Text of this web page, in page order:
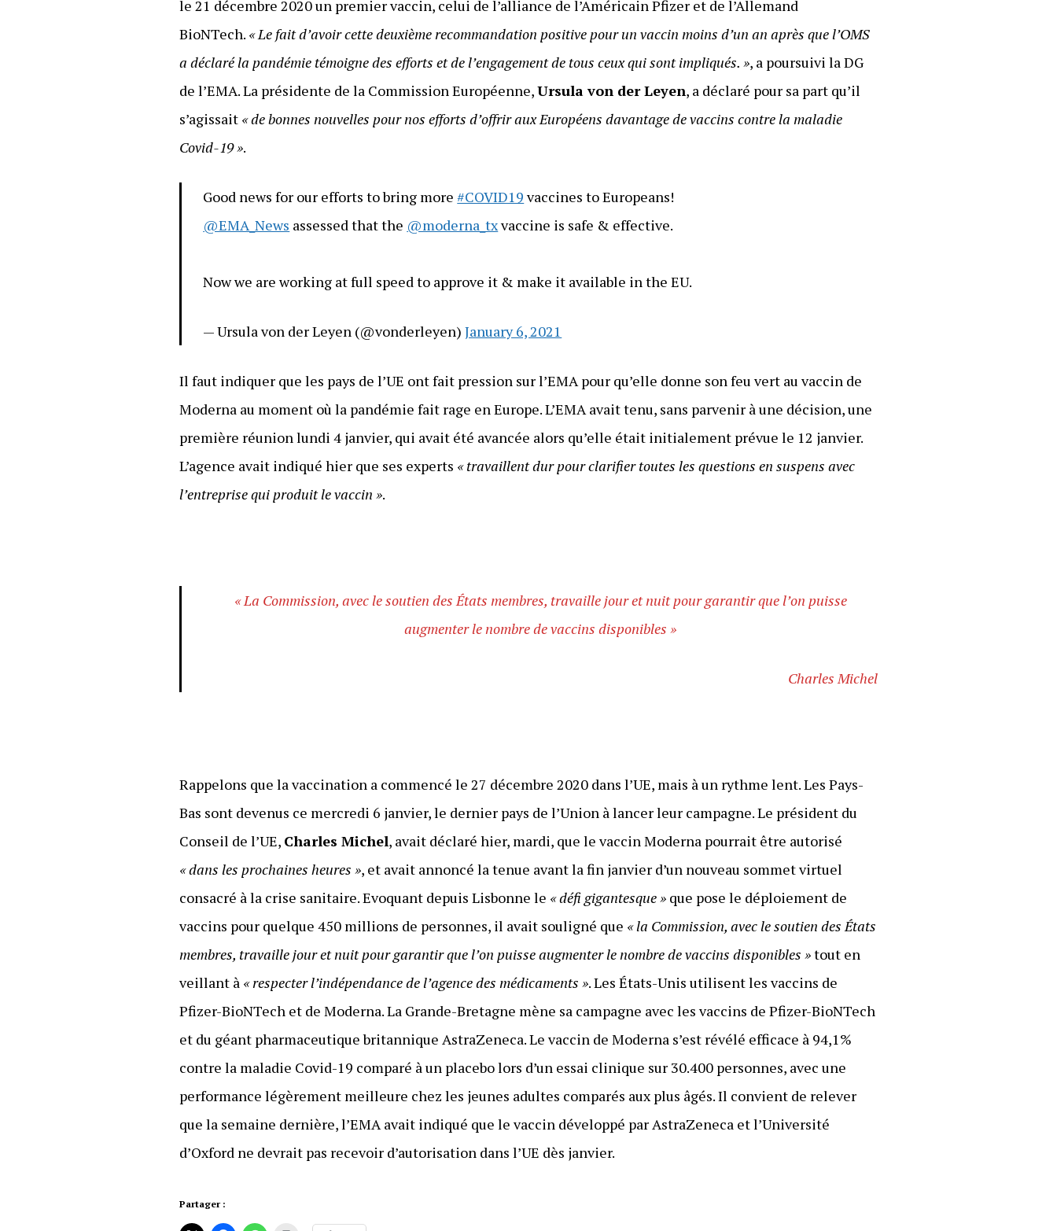
le 21 décembre 2020 un premier vaccin, celui de l’alliance de l’Américain Pfizer et de l’Allemand
BioNTech. « Le fait d’avoir cette deuxième recommandation positive pour un vaccin moins d’un an après que l’OMS
a déclaré la pandémie témoigne des efforts et de l’engagement de tous ceux qui sont impliqués. », a poursuivi la DG
de l’EMA. La présidente de la Commission Européenne,Ursula von der Leyen, a déclaré pour sa part qu’il
s’agissait « de bonnes nouvelles pour nos efforts d’offrir aux Européens davantage de vaccins contre la maladie
Covid-19 ».
Good news for our efforts to bring more#COVID19 vaccines to Europeans!
@EMA_News assessed that the @moderna_txvaccine is safe & effective.
Now we are working at full speed to approve it & make it available in the EU.
— Ursula von der Leyen (@vonderleyen)January 6, 2021
Il faut indiquer que les pays de l’UE ont fait pression sur l’EMA pour qu’elle donne son feu vert au vaccin de
Moderna au moment où la pandémie fait rage en Europe. L’EMA avait tenu, sans parvenir à une décision, une
première réunion lundi 4 janvier, qui avait été avancée alors qu’elle était initialement prévue le 12 janvier.
L’agence avait indiqué hier que ses experts « travaillent dur pour clarifier toutes les questions en suspens avec
l’entreprise qui produit le vaccin ».
« La Commission, avec le soutien des États membres, travaille jour et nuit pour garantir que l’on puisse
augmenter le nombre de vaccins disponibles »
Charles Michel
Rappelons que la vaccination a commencé le 27 décembre 2020 dans l’UE, mais à un rythme lent. Les Pays-
Bas sont devenus ce mercredi 6 janvier, le dernier pays de l’Union à lancer leur campagne. Le président du
Conseil de l’UE, Charles Michel, avait déclaré hier, mardi, que le vaccin Moderna pourrait être autorisé
« dans les prochaines heures », et avait annoncé la tenue avant la fin janvier d’un nouveau sommet virtuel
consacré à la crise sanitaire. Evoquant depuis Lisbonne le « défi gigantesque » que pose le déploiement de
vaccins pour quelque 450 millions de personnes, il avait souligné que « la Commission, avec le soutien des États
membres, travaille jour et nuit pour garantir que l’on puisse augmenter le nombre de vaccins disponibles »tout en
veillant à « respecter l’indépendance de l’agence des médicaments ». Les États-Unis utilisent les vaccins de
Pfizer-BioNTech et de Moderna. La Grande-Bretagne mène sa campagne avec les vaccins de Pfizer-BioNTech
et du géant pharmaceutique britannique AstraZeneca. Le vaccin de Moderna s’est révélé efficace à 94,1%
contre la maladie Covid-19 comparé à un placebo lors d’un essai clinique sur 30.400 personnes, avec une
performance légèrement meilleure chez les jeunes adultes comparés aux plus âgés. Il convient de relever
que la semaine dernière, l’EMA avait indiqué que le vaccin développé par AstraZeneca et l’Université
d’Oxford ne devrait pas recevoir d’autorisation dans l’UE dès janvier.
Partager :